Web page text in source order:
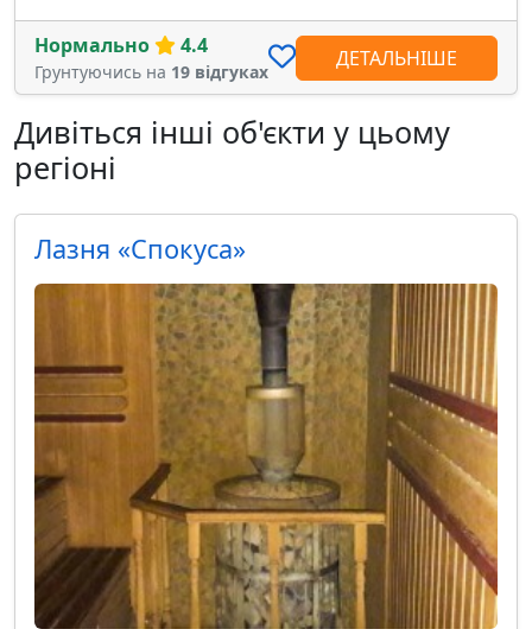
Нормально 4.4
Грунтуючись на 19 відгуках
ДЕТАЛЬНІШЕ
Дивіться інші об'єкти у цьому
регіоні
Лазня «Спокуса»